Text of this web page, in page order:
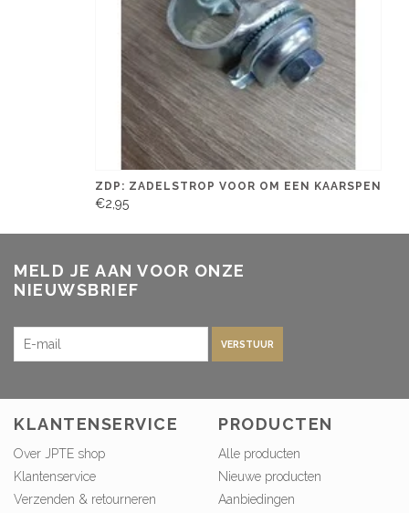
ZDP: ZADELSTROP VOOR OM EEN KAARSPEN
€2,95
MELD JE AAN VOOR ONZE
NIEUWSBRIEF
VERSTUUR
KLANTENSERVICE
Over JPTE shop
Klantenservice
Verzenden & retourneren
PRODUCTEN
Alle producten
Nieuwe producten
Aanbiedingen